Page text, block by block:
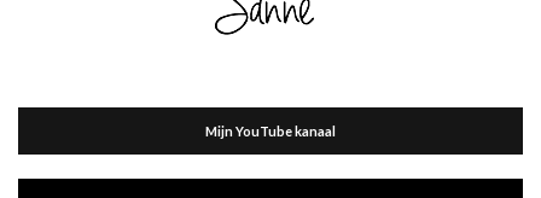
Mijn YouTube kanaal